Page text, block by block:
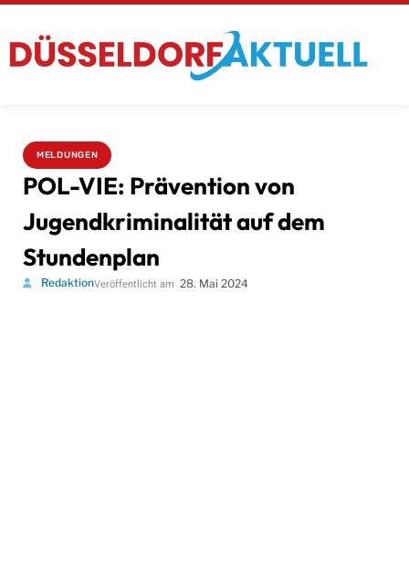
MELDUNGEN
POL-VIE: Prävention von
Jugendkriminalität auf dem
Stundenplan
RedaktionVeröffentlicht am 28. Mai 2024